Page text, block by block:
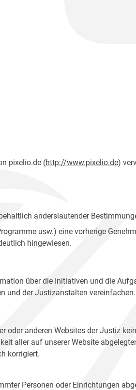
pixelio.de (http://www.pixelio.de)
anderslautender
usw.) eine vorherige
hingewiesen.
über die Initiativen und die
und der Justizanstalten vereinfachen.
anderen Websites der Justiz
aller auf unserer Website
korrigiert.
Personen oder Einrichtungen